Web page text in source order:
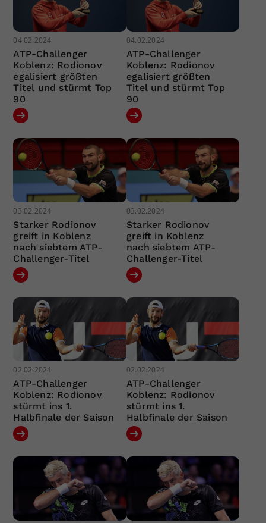
04.02.2024
ATP-Challenger
Koblenz: Rodionov
egalisiert größten
Titel und stürmt Top
90
04.02.2024
ATP-Challenger
Koblenz: Rodionov
egalisiert größten
Titel und stürmt Top
90
03.02.2024
Starker Rodionov
greift in Koblenz
nach siebtem ATP-
Challenger-Titel
03.02.2024
Starker Rodionov
greift in Koblenz
nach siebtem ATP-
Challenger-Titel
02.02.2024
ATP-Challenger
Koblenz: Rodionov
stürmt ins 1.
Halbfinale der Saison
02.02.2024
ATP-Challenger
Koblenz: Rodionov
stürmt ins 1.
Halbfinale der Saison